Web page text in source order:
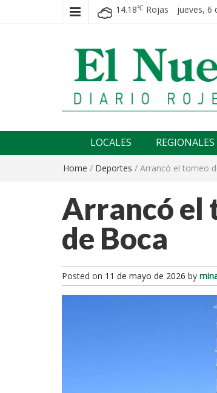
14.18℃ Rojas jueves, 6
El nuevo
LOCALES REGIONALES
Home / Deportes / Arrancó el torneo
Arrancó el
de Boca
Posted on 11 de mayo de 2026 by